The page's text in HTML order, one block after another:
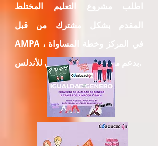
اطلب مشروع التعليم المختلط
المقدم بشكل مشترك من قبل
AMPA في المركز وخطة المساواة ،
بدعم من المجلس العسكري للأندلس.